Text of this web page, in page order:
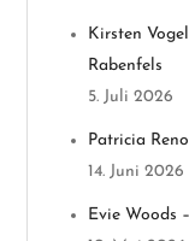
g
Kirsten
Rabenfels
5. Juli 2026
Patricia
14. Juni 2026
Evie Woods